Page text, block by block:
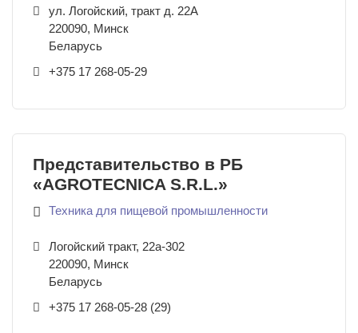
ул. Логойский, тракт д. 22А
220090, Минск
Беларусь
+375 17 268-05-29
Представительство в РБ
«AGROTECNICA S.R.L.»
Техника для пищевой промышленности
Логойский тракт, 22а-302
220090, Минск
Беларусь
+375 17 268-05-28 (29)